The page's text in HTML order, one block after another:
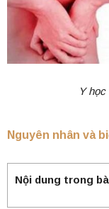
Y
Nguyên nhân và
Nội dung trong